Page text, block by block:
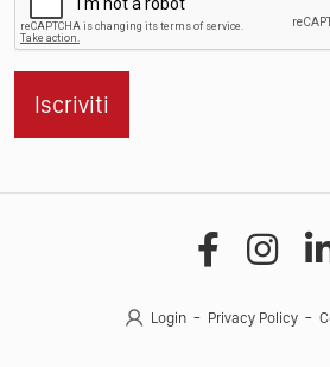
Iscriviti
Login Privacy Policy